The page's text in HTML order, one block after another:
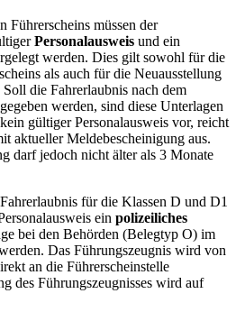
Führerscheins müssen der
Personalausweis und ein
werden. Dies gilt sowohl für die
als auch für die Neuausstellung
die Fahrerlaubnis nach dem
werden, sind diese Unterlagen
gültiger Personalausweis vor, reicht
aktueller Meldebescheinigung aus.
darf jedoch nicht älter als 3 Monate
für die Klassen D und D1
ein polizeiliches
bei den Behörden (Belegtyp O) im
Das Führungszeugnis wird von
an die Führerscheinstelle
des Führungszeugnisses wird auf